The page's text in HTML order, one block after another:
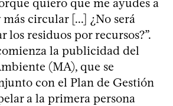
circular [...] ¿No será
los residuos por recursos?”.
la publicidad del
(MA), que se
con el Plan de Gestión
a la primera persona